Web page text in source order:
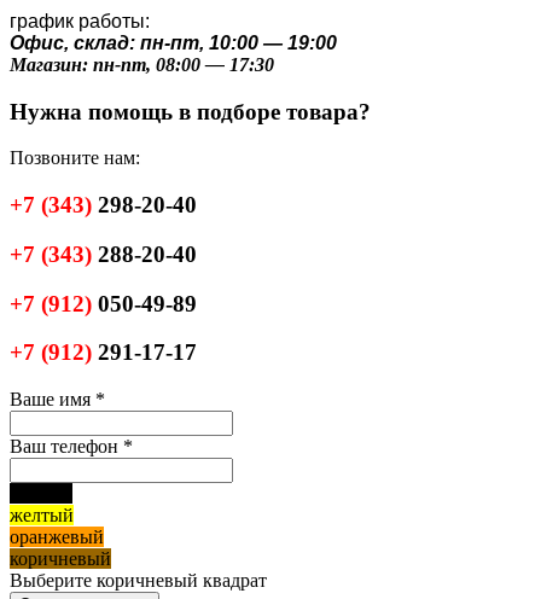
график работы:
Офис, склад: пн-пт, 10:00 — 19:00
Магазин: пн-пт, 08:00 — 17:30
Нужна помощь в подборе товара?
Позвоните нам:
+7 (343) 298-20-40
+7 (343) 288-20-40
+7 (912) 050-49-89
+7 (912) 291-17-17
Ваше имя *
Ваш телефон *
желтый
оранжевый
коричневый
Выберите коричневый квадрат